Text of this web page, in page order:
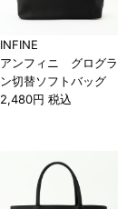
INFINE
アンフィニ グログラ
ン切替ソフトバッグ
2,480円 税込